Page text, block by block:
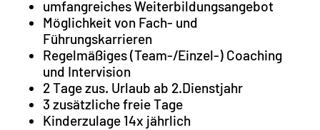
umfangreiches Weiterbildungsangebot
Möglichkeit von Fach- und
Führungskarrieren
Regelmäßiges (Team-/Einzel-) Coaching
und Intervision
2 Tage zus. Urlaub ab 2.Dienstjahr
3 zusätzliche freie Tage
Kinderzulage 14x jährlich